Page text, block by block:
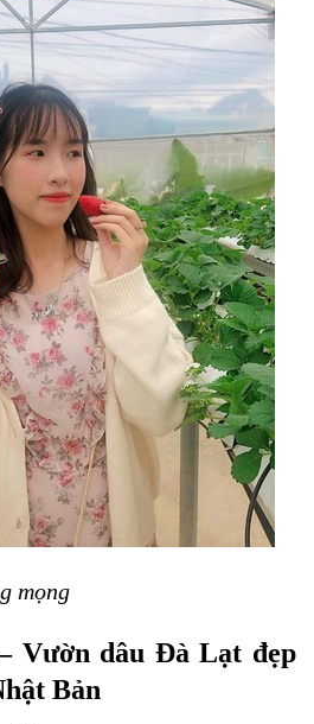
mọng
Vườn dâu Đà Lạt đẹp
Bản